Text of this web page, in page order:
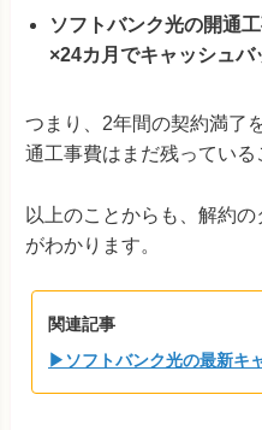
ソフトバンク光の開通
×24カ月でキャッシュバ
つまり、2年間の契約満了
通工事費はまだ残っている
以上のことからも、解約
がわかります。
関連記事
▶ソフトバンク光の最新キ